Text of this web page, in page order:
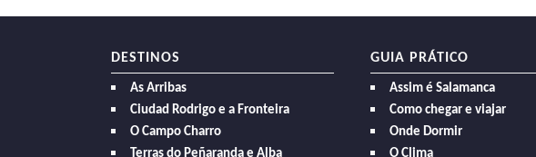
DESTINOS
As Arribas
Ciudad Rodrigo e a Fronteira
O Campo Charro
Terras do Peñaranda e Alba
GUIA PRÁTICO
Assim é Salamanca
Como chegar e viajar
Onde Dormir
O Clima